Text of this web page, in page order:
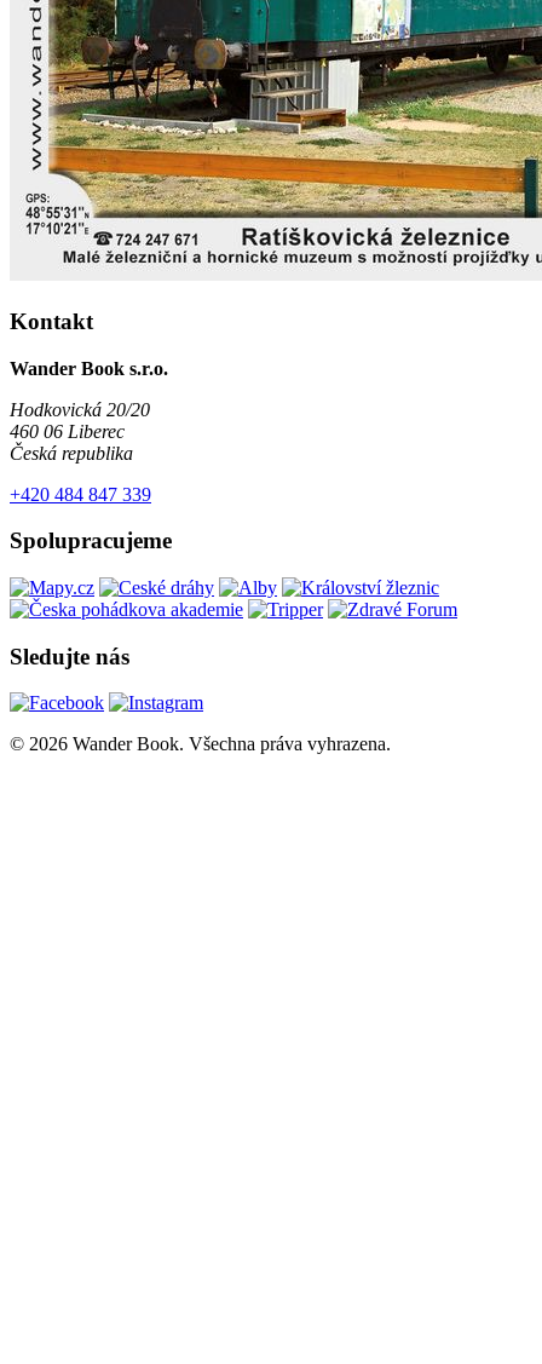
Kontakt
Wander Book s.r.o.
Hodkovická 20/20
460 06 Liberec
Česká republika
+420 484 847 339
Spolupracujeme
Sledujte nás
© 2026 Wander Book. Všechna práva vyhrazena.